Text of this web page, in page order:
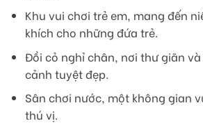
Khu vui chơi trẻ em, mang đến
khích cho những đứa trẻ.
Đồi cỏ nghỉ chân, nơi thư giãn
cảnh tuyệt đẹp.
Sân chơi nước, một không gian
thú vị.